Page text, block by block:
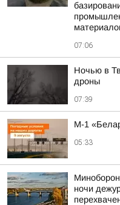
07:06
Ночью в
дроны
07:39
М-1
05:33
ночи